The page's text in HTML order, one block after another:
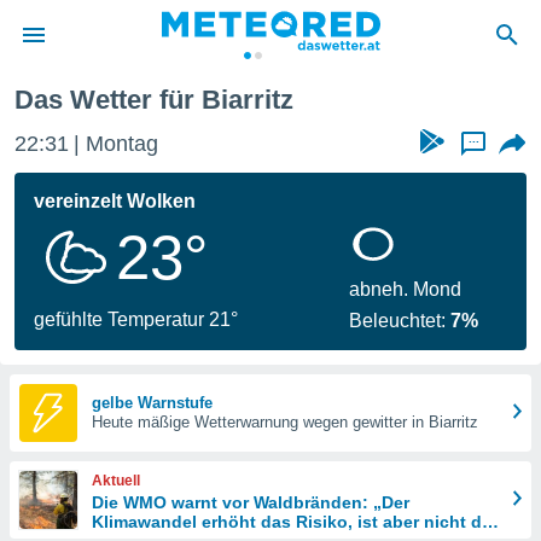
wurde
dass
sind.
diese
Das Wetter für Biarritz
22:31 Montag ...
vereinzelt Wolken
23°
gefühlte Temperatur 21°
abneh. Mond
Beleuchtet:7%
gelbe Warnstufe
Heute mäßige Wetterwarnung wegen gewitter in Biarritz
Aktuell
Die WMO warnt vor Waldbränden: „Der
Klimawandel erhöht das Risiko, ist aber nicht die